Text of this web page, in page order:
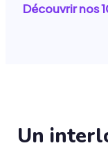
Découvrir nos
Un